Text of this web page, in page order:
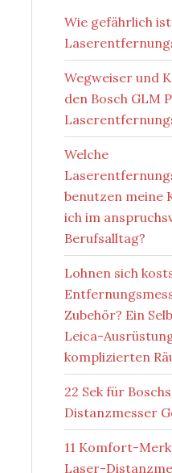
Wie gefährlich
Wegweiser und
den Bosch GLM
Welche
benutzen meine
ich im
Berufsalltag?
Lohnen sich
Zubehör? Ein
Leica-
komplizierten
22 Sek für Boschs
Distanzmesser
11 Komfort-
Laser-